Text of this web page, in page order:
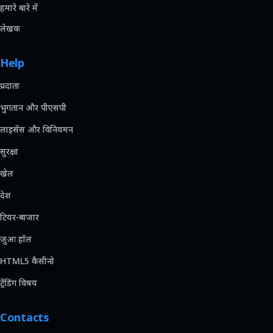
हमारे बारे में
लेखक
Help
प्रदाता
भुगतान और पीएसपी
लाइसेंस और विनियमन
सुरक्षा
खेल
देश
टियर-बाजार
जुआ हॉल
HTML5 कैसीनो
ट्रेंडिंग विषय
Contacts